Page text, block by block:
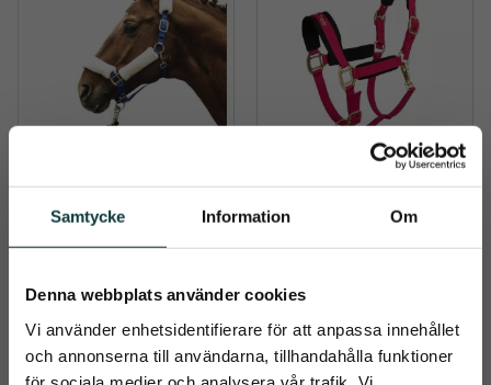
Samtycke Information Om
Denna webbplats använder cookies
Vi använder enhetsidentifierare för att anpassa innehållet
och annonserna till användarna, tillhandahålla funktioner
Grimma ”North
Pole”
Mysig grimma med teddy
Info
Back on Track
Grimma Werano
med Welltex®-teknologi
Info